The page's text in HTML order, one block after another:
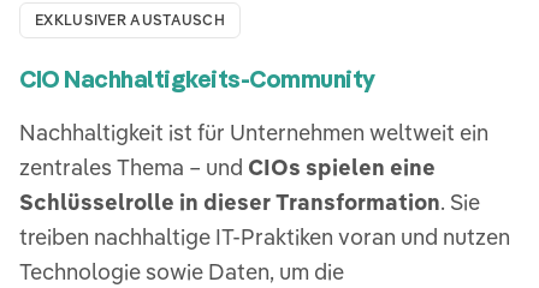
EXKLUSIVER AUSTAUSCH
CIO Nachhaltigkeits-Community
Nachhaltigkeit ist für Unternehmen weltweit ein
zentrales Thema – und CIOs spielen eine
Schlüsselrolle in dieser Transformation. Sie
treiben nachhaltige IT-Praktiken voran und nutzen
Technologie sowie Daten, um die